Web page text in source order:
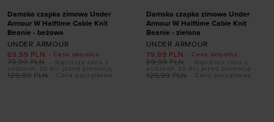
Damska czapka zimowa Under
Armour W Halftime Cable Knit
Beanie - beżowa
UNDER ARMOUR
- Cena aktualna
69,99 PLN
- Cena początkowa
129,99 PLN
79,99 PLN
- Najniższa cena z
ostatnich 30 dni przed promocją
Damska czapka zimowa Under
Armour W Halftime Cable Knit
Beanie - zielona
UNDER ARMOUR
- Cena aktualna
79,99 PLN
- Cena początkowa
129,99 PLN
89,99 PLN
- Najniższa cena z
ostatnich 30 dni przed promocją